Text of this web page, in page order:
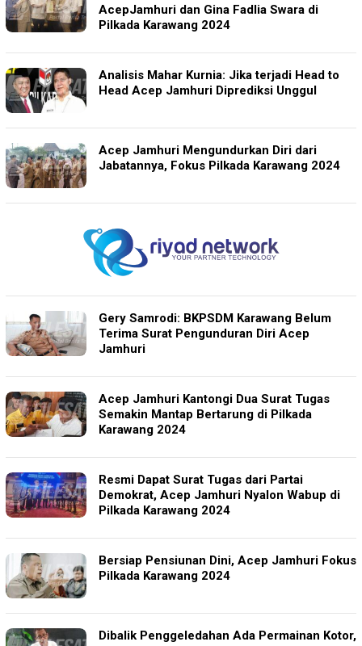
AcepJamhuri dan Gina Fadlia Swara di
Pilkada Karawang 2024
Analisis Mahar Kurnia: Jika terjadi Head to
Head Acep Jamhuri Diprediksi Unggul
Acep Jamhuri Mengundurkan Diri dari
Jabatannya, Fokus Pilkada Karawang 2024
Gery Samrodi: BKPSDM Karawang Belum
Terima Surat Pengunduran Diri Acep
Jamhuri
Acep Jamhuri Kantongi Dua Surat Tugas
Semakin Mantap Bertarung di Pilkada
Karawang 2024
Resmi Dapat Surat Tugas dari Partai
Demokrat, Acep Jamhuri Nyalon Wabup di
Pilkada Karawang 2024
Bersiap Pensiunan Dini, Acep Jamhuri Fokus
Pilkada Karawang 2024
Dibalik Penggeledahan Ada Permainan Kotor,